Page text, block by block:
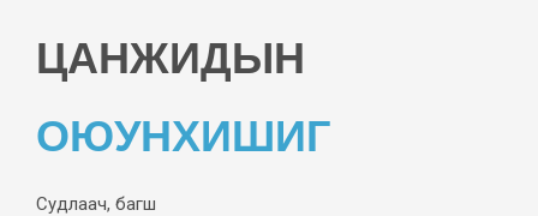
ЦАНЖИДЫН
ОЮУНХИШИГ
Судлаач, багш